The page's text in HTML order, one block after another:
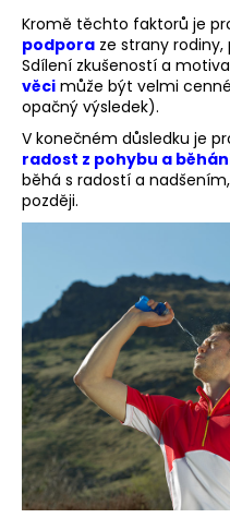
Kromě těchto faktorů je
podpora ze strany
Sdílení zkušeností a
věci může být velmi
opačný výsledek).
V konečném důsledku je
radost z pohybu a
běhá s radostí a
později.